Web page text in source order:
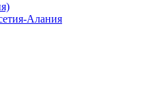
Алания